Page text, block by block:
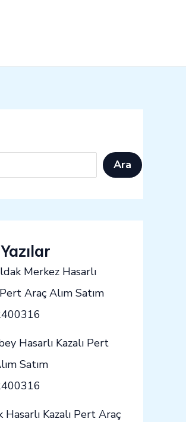
Ara
Merkez Hasarlı
Pert Araç Alım Satım
Hasarlı Kazalı Pert
Satım
Hasarlı Kazalı Pert Araç